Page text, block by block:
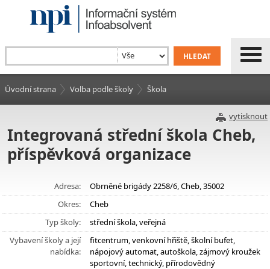
Úvodní strana Volba podle školy Škola
vytisknout
Integrovaná střední škola Cheb,
příspěvková organizace
Adresa:
Obrněné brigády 2258/6, Cheb, 35002
Okres:
Cheb
Typ školy:
střední škola, veřejná
Vybavení školy a její
nabídka:
fitcentrum, venkovní hřiště, školní bufet,
nápojový automat, autoškola, zájmový kroužek
sportovní, technický, přírodovědný